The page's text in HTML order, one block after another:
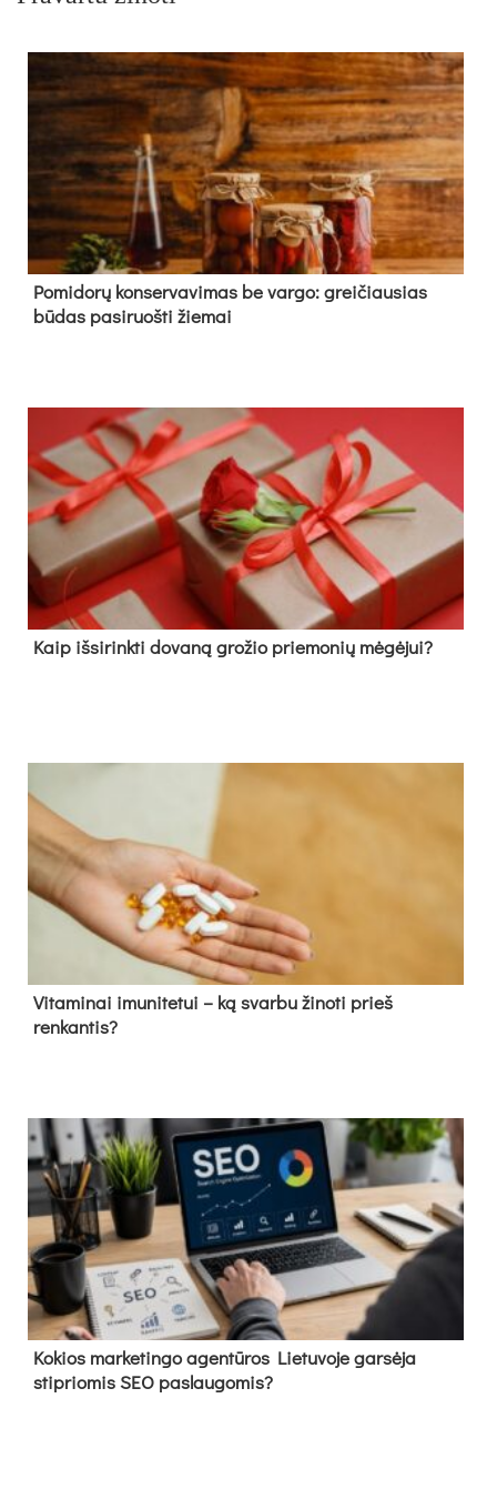
Pomidorų konservavimas be vargo: greičiausias
būdas pasiruošti žiemai
Kaip išsirinkti dovaną grožio priemonių mėgėjui?
Vitaminai imunitetui – ką svarbu žinoti prieš
renkantis?
Kokios marketingo agentūros Lietuvoje garsėja
stipriomis SEO paslaugomis?